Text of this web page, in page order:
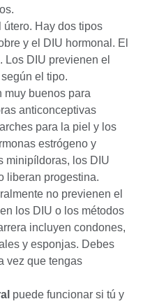
Hay dos tipos
y el DIU hormonal. El
Los DIU previenen el
el tipo.
muy buenos para
anticonceptivas
para la piel y los
estrógeno y
minipíldoras, los DIU
liberan progestina.
no previenen el
los DIU o los métodos
incluyen condones,
y esponjas. Debes
vez que tengas
puede funcionar si tú y